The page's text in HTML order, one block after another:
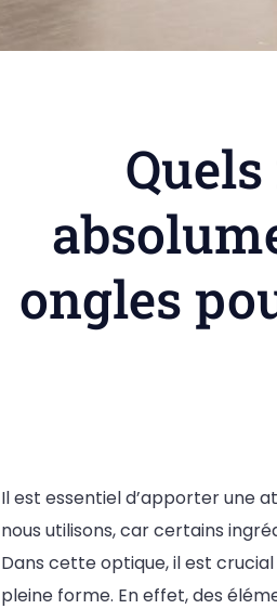
ongles
Il est essentiel d’apporter une
nous utilisons, car certains
Dans cette optique, il est
pleine forme. En effet, des